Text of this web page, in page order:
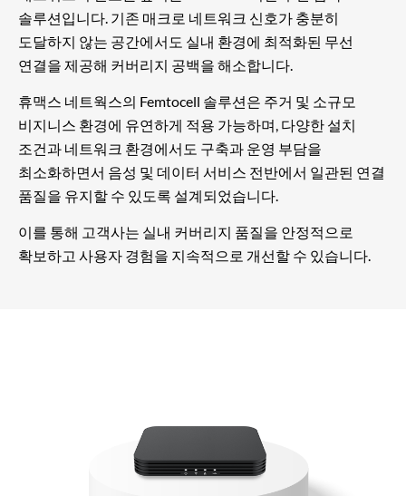
솔루션입니다. 기존 매크로 네트워크 신호가 충분히
도달하지 않는 공간에서도 실내 환경에 최적화된 무선
연결을 제공해 커버리지 공백을 해소합니다.
휴맥스 네트웍스의 Femtocell 솔루션은 주거 및 소규모
비지니스 환경에 유연하게 적용 가능하며, 다양한 설치
조건과 네트워크 환경에서도 구축과 운영 부담을
최소화하면서 음성 및 데이터 서비스 전반에서 일관된 연결
품질을 유지할 수 있도록 설계되었습니다.
이를 통해 고객사는 실내 커버리지 품질을 안정적으로
확보하고 사용자 경험을 지속적으로 개선할 수 있습니다.